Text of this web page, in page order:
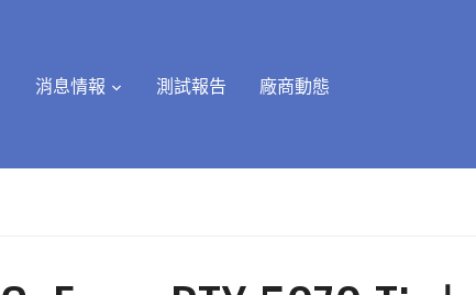
消息情報 測試報告 廠商動態